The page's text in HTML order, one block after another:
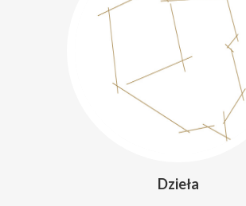
Dzieła